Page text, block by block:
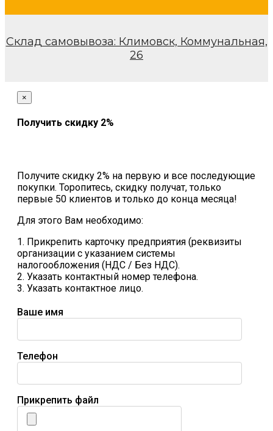
Склад самовывоза: Климовск, Коммунальная,
26
×
Получить скидку 2%
Получите скидку 2% на первую и все последующие
покупки. Торопитесь, скидку получат, только
первые 50 клиентов и только до конца месяца!
Для этого Вам необходимо:
1. Прикрепить карточку предприятия (реквизиты
организации с указанием системы
налогообложения (НДС / Без НДС).
2. Указать контактный номер телефона.
3. Указать контактное лицо.
Ваше имя
Телефон
Прикрепить файл